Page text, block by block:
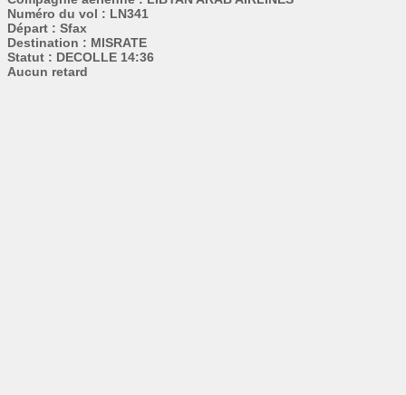
Numéro du vol : LN341
Départ : Sfax
Destination : MISRATE
Statut : DECOLLE 14:36
Aucun retard